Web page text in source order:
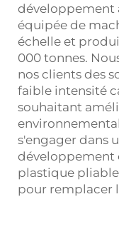
développement
équipée de
échelle et
000 tonnes.
nos clients des
faible intensité
souhaitant
s'engager dans
développement
plastique
pour remplacer